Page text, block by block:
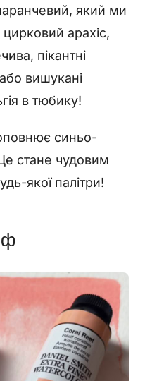
який ми
арахіс,
пікантні
вишукані
в тюбику!
синьо-
стане чудовим
якої палітри!